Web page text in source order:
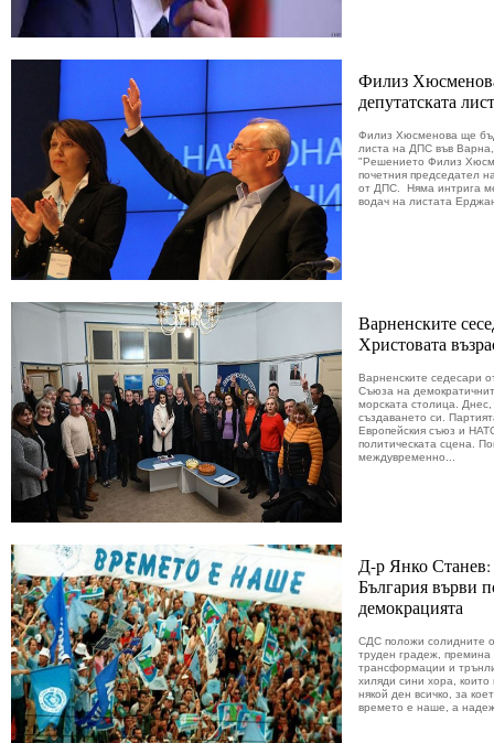
Филиз
депутатската
Филиз Хюсменова ще
листа на ДПС във
"Решението Филиз
почетния председател
от ДПС. Няма интрига
водач на листата
Варненските
Христовата
Варненските седесари
Съюза на
морската столица.
създаването си.
Европейския съюз и
политическата сцена.
междувременно...
Д-р Янко
България върви
демокрацията
СДС положи солидните
труден градеж,
трансформации и
хиляди сини хора,
някой ден всичко, за
времето е наше, а